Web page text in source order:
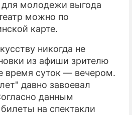
молодежи выгода
можно по
карте.
никогда не
из афиши зрителю
время суток — вечером.
давно завоевал
данным
на спектакли